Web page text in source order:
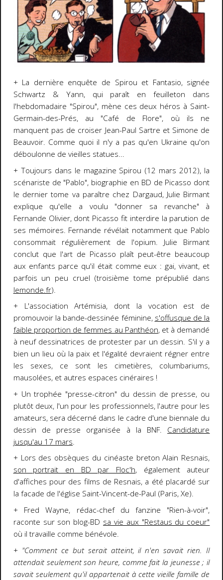
+ La dernière enquête de Spirou et Fantasio, signée
Schwartz & Yann, qui paraît en feuilleton dans
l'hebdomadaire "Spirou", mène ces deux héros à Saint-
Germain-des-Prés, au "Café de Flore", où ils ne
manquent pas de croiser Jean-Paul Sartre et Simone de
Beauvoir. Comme quoi il n'y a pas qu'en Ukraine qu'on
déboulonne de vieilles statues...
+ Toujours dans le magazine Spirou (12 mars 2012), la
scénariste de "Pablo", biographie en BD de Picasso dont
le dernier tome va paraître chez Dargaud, Julie Birmant
explique qu'elle a voulu "donner sa revanche" à
Fernande Olivier, dont Picasso fit interdire la parution de
ses mémoires. Fernande révélait notamment que Pablo
consommait régulièrement de l'opium. Julie Birmant
conclut que l'art de Picasso plaît peut-être beaucoup
aux enfants parce qu'il était comme eux : gai, vivant, et
parfois un peu cruel (troisième tome prépublié dans
lemonde.fr).
+ L'association Artémisia, dont la vocation est de
promouvoir la bande-dessinée féminine, s'offusque de la
faible proportion de femmes au Panthéon, et à demandé
à neuf dessinatrices de protester par un dessin. S'il y a
bien un lieu où la paix et l'égalité devraient régner entre
les sexes, ce sont les cimetières, columbariums,
mausolées, et autres espaces cinéraires !
+ Un trophée "presse-citron" du dessin de presse, ou
plutôt deux, l'un pour les professionnels, l'autre pour les
amateurs, sera décerné dans le cadre d'une biennale du
dessin de presse organisée à la BNF. Candidature
jusqu'au 17 mars.
+ Lors des obsèques du cinéaste breton Alain Resnais,
son portrait en BD par Floc'h, également auteur
d'affiches pour des films de Resnais, a été placardé sur
la facade de l'église Saint-Vincent-de-Paul (Paris, Xe).
+ Fred Wayne, rédac-chef du fanzine "Rien-à-voir",
raconte sur son blog-BD sa vie aux "Restaus du coeur"
où il travaille comme bénévole.
+ "Comment ce but serait atteint, il n'en savait rien. Il
attendait seulement son heure, comme fait la jeunesse ; il
savait seulement qu'il appartenait à cette vieille famille de